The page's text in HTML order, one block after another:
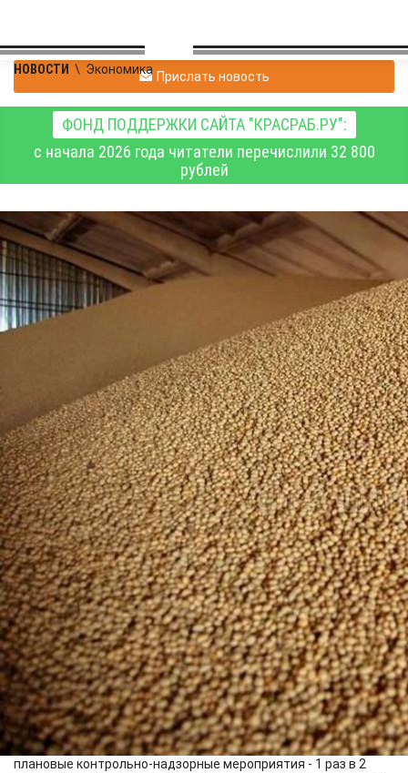
НОВОСТИ \ Экономика Прислать новость
ФОНД ПОДДЕРЖКИ САЙТА "КРАСРАБ.РУ":
с начала 2026 года читатели перечислили 32 800
рублей
Зернохранилища
мощностью от 50
тысяч тонн отнесли к
категории высокого
Экономика
26.05.2026 09:14388
Управление Россельхознадзора по Красноярскому краю
Постановлением правительств а Российской Федерации от
18 мая 2026 года № 572 внесены изменения в постановление
правительства РФ от 30 июня 2021 года № 1079.
С 26 мая 2026 года в отношении, могут проводиться
плановые контрольно-надзорные мероприятия - 1 раз в 2